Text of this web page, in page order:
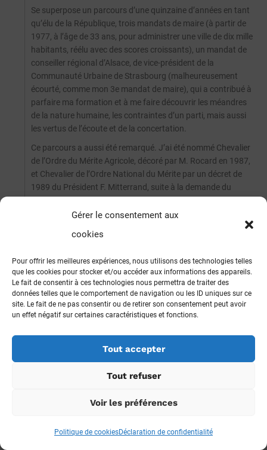
Gérer le consentement aux
cookies
Pour offrir les meilleures expériences, nous utilisons des technologies telles
que les cookies pour stocker et/ou accéder aux informations des appareils.
Le fait de consentir à ces technologies nous permettra de traiter des
données telles que le comportement de navigation ou les ID uniques sur ce
site. Le fait de ne pas consentir ou de retirer son consentement peut avoir
un effet négatif sur certaines caractéristiques et fonctions.
Tout accepter
Tout refuser
Voir les préférences
Politique de cookiesDéclaration de confidentialité
Se superpose un parcours d’une quinzaine d’années en tant
qu’élu de la République, trois mandats de maire (à partir de
1977, à l’âge de 33 ans, pour administrer une ville de dix mille
habitants, réélu avec des scores croissants), un mandat de
conseiller régional d’Alsace, de vice-président de la
Communauté Urbaine de Strasbourg (malheureusement
écourté, comme mon 3e mandat de maire), qui a contribué à
parfaire ma formation et à me faire découvrir les méandres
de la nature humaine, les contraintes d’un parti, mais aussi
les vertus de l’écoute et de la concertation.
Ce parcours a aussi été remarqué. J’ai été nommé Chevalier
de l’Ordre du Mérite Agricole, décoré par M. Rocard en 1987,
et Chevalier de l’Ordre National du Mérite par un décret de
1989 du Président F. Mitterrand, suite à la demande du
Ce curriculum étant rapidement brossé, j’en arrive à expliciter
mes exigences : c’est votre projet d’imposer onze
révolte, parce qu’il ne répond pas aux exigences auxquelles
m’ont soumises mes responsabilités de chargé de fonction
publique à l’université, comme enseignant, chercheur et
gestionnaire.
Je m’explique :
L’obligation vaccinale ne pourrait se justifier que s’il était
démontré de façon incontestable, en respectant des
démarches scientifiques rigoureuses, dont les procédures et
les résultats seraient publiés dans des revues d’audience
– que les vaccins protègent parfaitement tous les vaccinés
contagieux et des transferts de virulence sont possibles) ;